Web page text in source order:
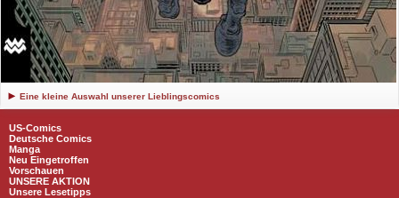
Eine kleine Auswahl unserer Lieblingscomics
US-Comics
Deutsche Comics
Manga
Neu Eingetroffen
Vorschauen
UNSERE AKTION
Unsere Lesetipps